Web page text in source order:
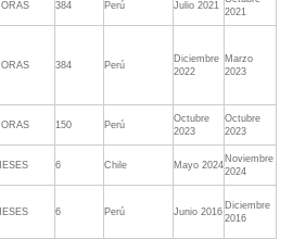
384 Perú Julio 2021
2021
384 Perú
Diciembre
2022
Marzo
2023
150 Perú
Octubre
2023
Octubre
2023
6 Chile Mayo 2024
Noviembre
2024
6 Perú Junio 2016
Diciembre
2016